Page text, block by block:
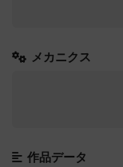
メカニクス
作品データ